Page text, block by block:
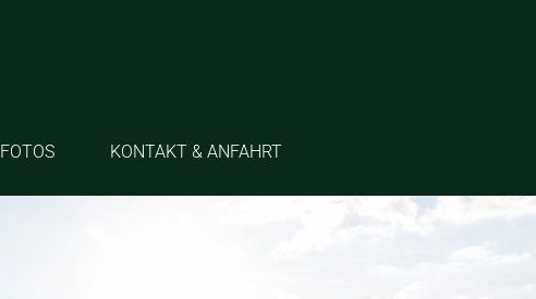
FOTOS KONTAKT & ANFAHRT